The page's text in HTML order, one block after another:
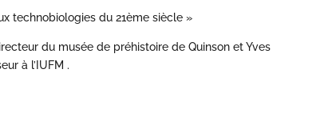
technobiologies du 21ème siècle »
du musée de préhistoire de Quinson et Yves
à l’IUFM .